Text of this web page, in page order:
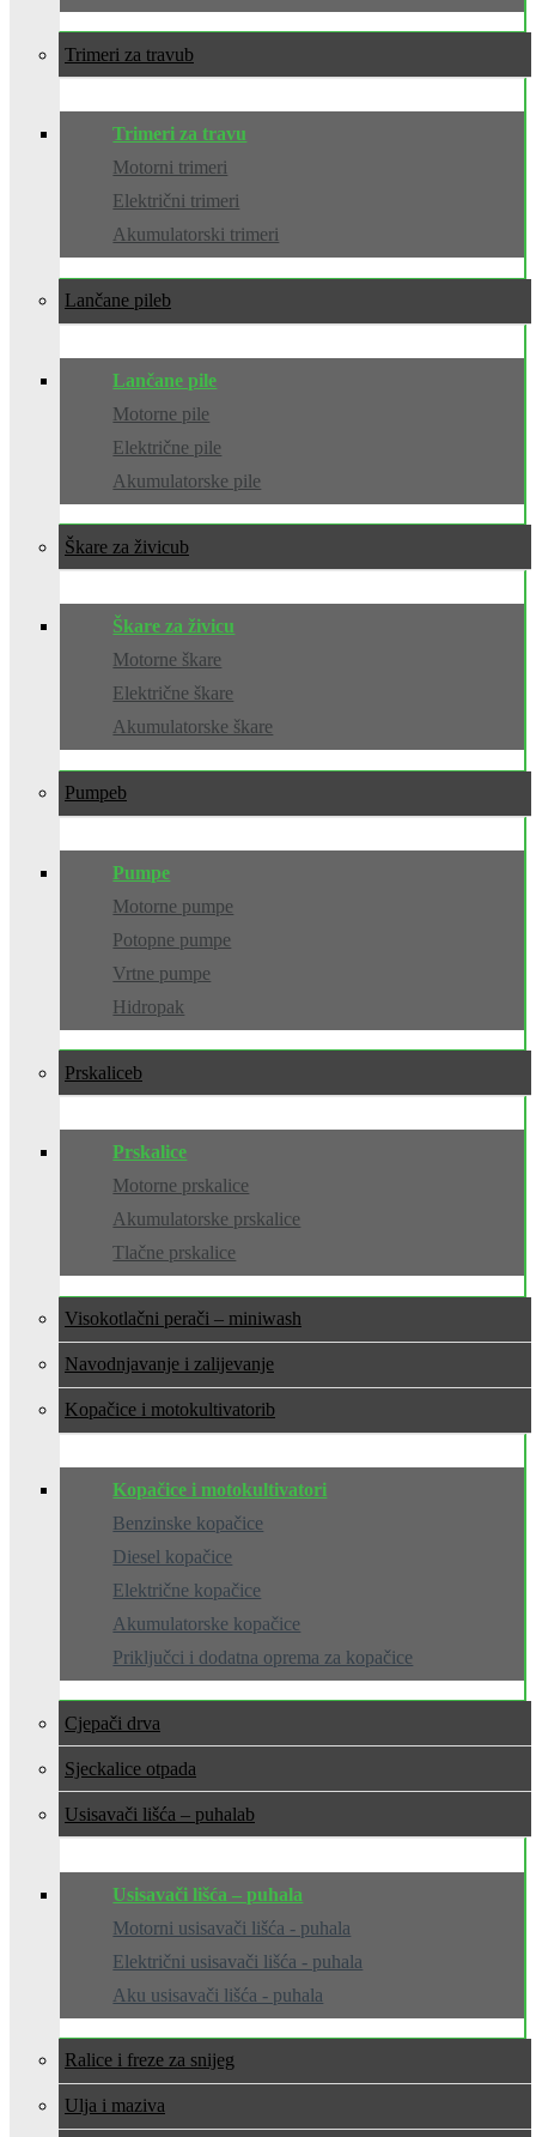
Trimeri za travu
Trimeri za travu
Motorni trimeri
Električni trimeri
Akumulatorski trimeri
Lančane pile
Lančane pile
Motorne pile
Električne pile
Akumulatorske pile
Škare za živicu
Škare za živicu
Motorne škare
Električne škare
Akumulatorske škare
Pumpe
Pumpe
Motorne pumpe
Potopne pumpe
Vrtne pumpe
Hidropak
Prskalice
Prskalice
Motorne prskalice
Akumulatorske prskalice
Tlačne prskalice
Visokotlačni perači – miniwash
Navodnjavanje i zalijevanje
Kopačice i motokultivatori
Kopačice i motokultivatori
Benzinske kopačice
Diesel kopačice
Električne kopačice
Akumulatorske kopačice
Priključci i dodatna oprema za kopačice
Cjepači drva
Sjeckalice otpada
Usisavači lišća – puhala
Usisavači lišća – puhala
Motorni usisavači lišća - puhala
Električni usisavači lišća - puhala
Aku usisavači lišća - puhala
Ralice i freze za snijeg
Ulja i maziva